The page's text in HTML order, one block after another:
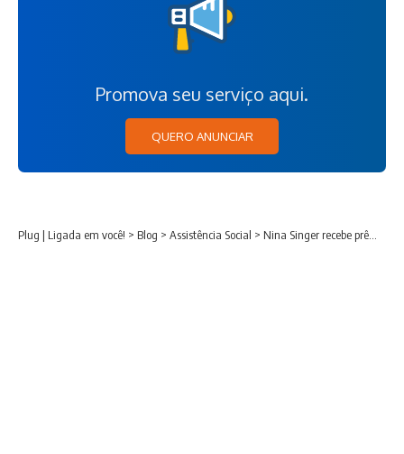
Promova seu serviço aqui.
QUERO ANUNCIAR
Plug | Ligada em você! > Blog > Assistência Social > Nina Singer recebe prêmio nacional por projeto de proteção às mulheres